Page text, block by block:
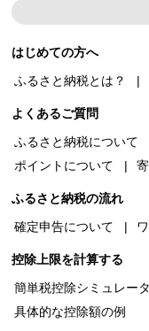
はじめての方へ
ふるさと納税とは？
よくあるご質問
ふるさと納税について
ポイントについて
ふるさと納税の流れ
確定申告について
控除上限を計算する
簡単税控除シミュレー
具体的な控除額の例